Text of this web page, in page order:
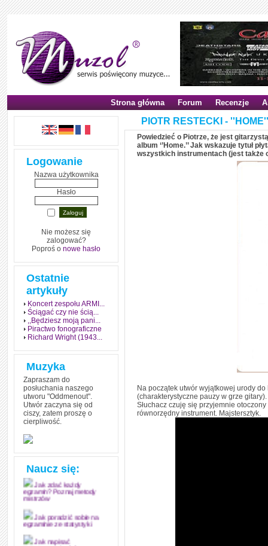
Strona główna Forum Recenzje
Logowanie
Nazwa użytkownika
Hasło
Nie możesz się
zalogować?
Poproś o nowe hasło
Ostatnie
artykuły
Koncert zespołu ARMI...
Ściągać czy nie ścią...
,,Będziesz moją pani...
Piractwo fonograficzne
Richard Wright (1943...
Muzyka
Zapraszam do
posłuchania naszego
utworu "Oddmenout".
Utwór zaczyna się od
ciszy, zatem proszę o
cierpliwość.
Naucz się:
grozy w muzyce
Jak zdać każdy
egzamin? Poznaj metody
mistrzów
Jak poradzić sobie na
egzaminie ze statystyki
Jak napisać
PIOTR RESTECKI -
Powiedzieć o Piotrze, że jest
album ‘’Home.’’ Jak wskazuje tytuł
wszystkich instrumentach (jest także
Na początek utwór wyjątkowej urody do
(charakterystyczne pauzy w grze
Słuchacz czuję się przyjemnie
równorzędny instrument. Majstersztyk.